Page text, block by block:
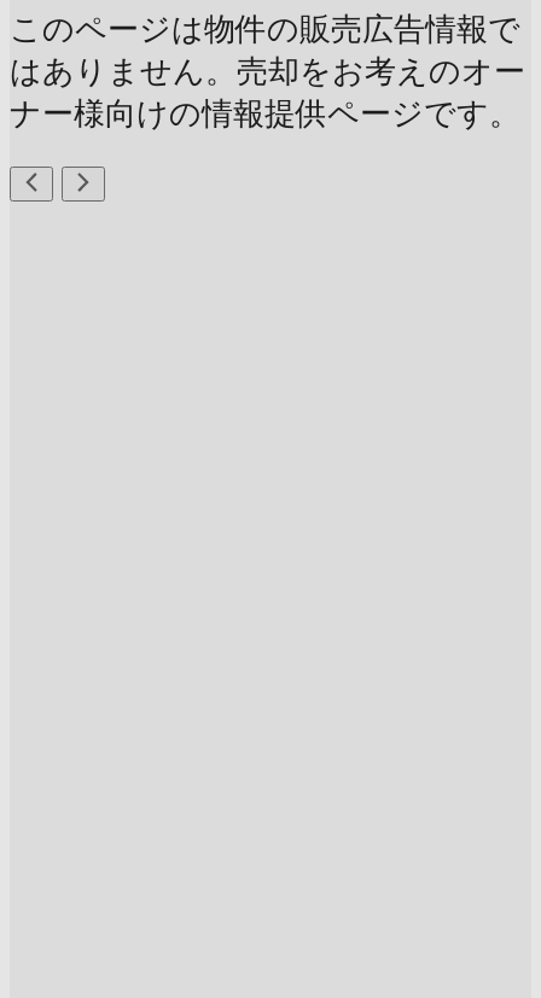
このページは物件の販売広告情報で
はありません。売却をお考えのオー
ナー様向けの情報提供ページです。